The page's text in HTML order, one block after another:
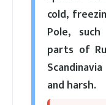
cold,
Pole,
parts of
and harsh.